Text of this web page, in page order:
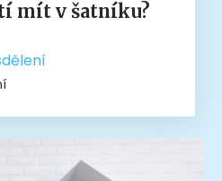
mít v šatníku?